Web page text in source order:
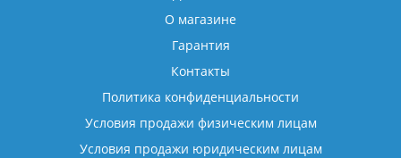
О магазине
Гарантия
Контакты
Политика конфиденциальности
Условия продажи физическим лицам
Условия продажи юридическим лицам